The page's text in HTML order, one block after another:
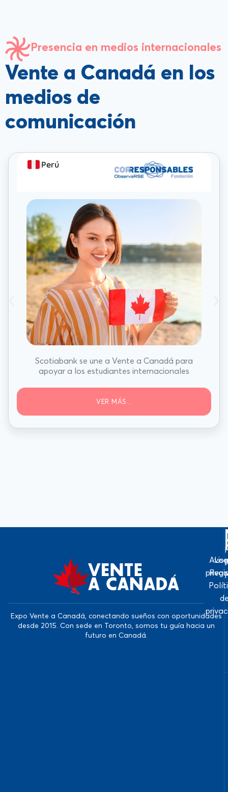
Presencia en medios internacionales
Vente a Canadá en los
medios de
comunicación
Perú
Scotiabank se une a Vente a Canadá para
apoyar a los estudiantes internacionales
VER MÁS...
Expo Vente a Canadá, conectando sueños con oportunidades
desde 2015. Con sede en Toronto, somos tu guía hacia un
futuro en Canadá.